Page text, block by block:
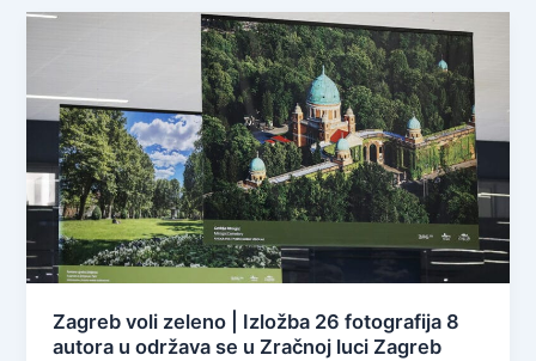
Zagreb voli zeleno | Izložba 26 fotografija 8
autora u održava se u Zračnoj luci Zagreb